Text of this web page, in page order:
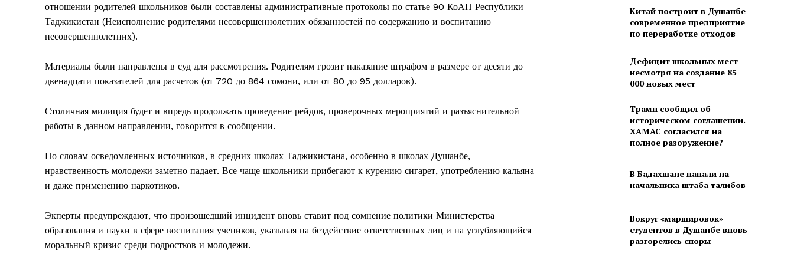
отношении родителей школьников были составлены административные протоколы по статье 90 КоАП Республики
Таджикистан (Неисполнение родителями несовершеннолетних обязанностей по содержанию и воспитанию
несовершеннолетних).
Материалы были направлены в суд для рассмотрения. Родителям грозит наказание штрафом в размере от десяти до
двенадцати показателей для расчетов (от 720 до 864 сомони, или от 80 до 95 долларов).
Столичная милиция будет и впредь продолжать проведение рейдов, проверочных мероприятий и разъяснительной
работы в данном направлении, говорится в сообщении.
По словам осведомленных источников, в средних школах Таджикистана, особенно в школах Душанбе,
нравственность молодежи заметно падает. Все чаще школьники прибегают к курению сигарет, употреблению кальяна
и даже применению наркотиков.
Экперты предупреждают, что произошедший инцидент вновь ставит под сомнение политики Министерства
образования и науки в сфере воспитания учеников, указывая на бездействие ответственных лиц и на углубляющийся
моральный кризис среди подростков и молодежи.
Китай построит в Душанбе
современное предприятие
по переработке отходов
Дефицит школьных мест
несмотря на создание 85
000 новых мест
Трамп сообщил об
историческом соглашении.
ХАМАС согласился на
полное разоружение?
В Бадахшане напали на
начальника штаба талибов
Вокруг «маршировок»
студентов в Душанбе вновь
разгорелись споры